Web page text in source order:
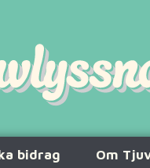
bidrag Om